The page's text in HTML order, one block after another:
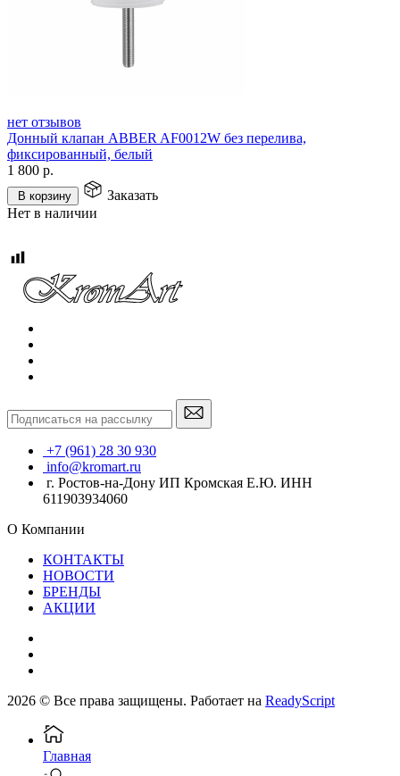
нет отзывов
Донный клапан ABBER AF0012W без перелива,
фиксированный, белый
1 800 р.
В корзину
Заказать
Нет в наличии
+7 (961) 28 30 930
info@kromart.ru
г. Ростов-на-Дону ИП Кромская Е.Ю. ИНН
611903934060
О Компании
КОНТАКТЫ
НОВОСТИ
БРЕНДЫ
АКЦИИ
2026 © Все права защищены. Работает на ReadyScript
Главная